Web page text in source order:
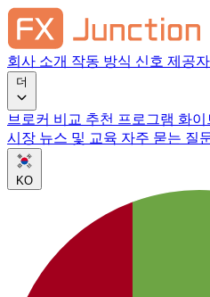
회사 소개 작동 방식 신호 제공자
브로커 비교 추천 프로그램 화이
시장 뉴스 및 교육 자주 묻는 질
KO